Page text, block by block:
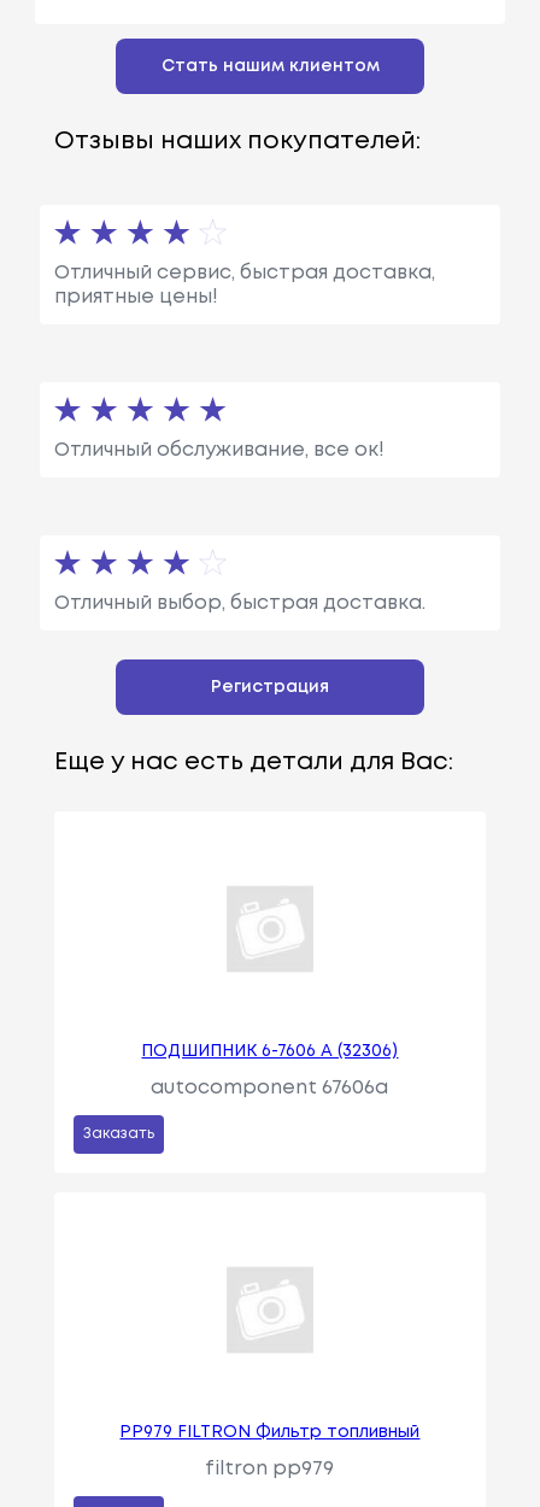
Стать нашим клиентом
Отзывы наших покупателей:
Отличный сервис, быстрая доставка,
приятные цены!
Отличный обслуживание, все ок!
Отличный выбор, быстрая доставка.
Регистрация
Еще у нас есть детали для Вас:
ПОДШИПНИК 6-7606 А (32306)
autocomponent 67606a
Заказать
PP979 FILTRON Фильтр топливный
filtron pp979